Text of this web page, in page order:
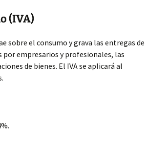
(IVA)
sobre el consumo y grava las entregas de
por empresarios y profesionales, las
de bienes. El IVA se aplicará al